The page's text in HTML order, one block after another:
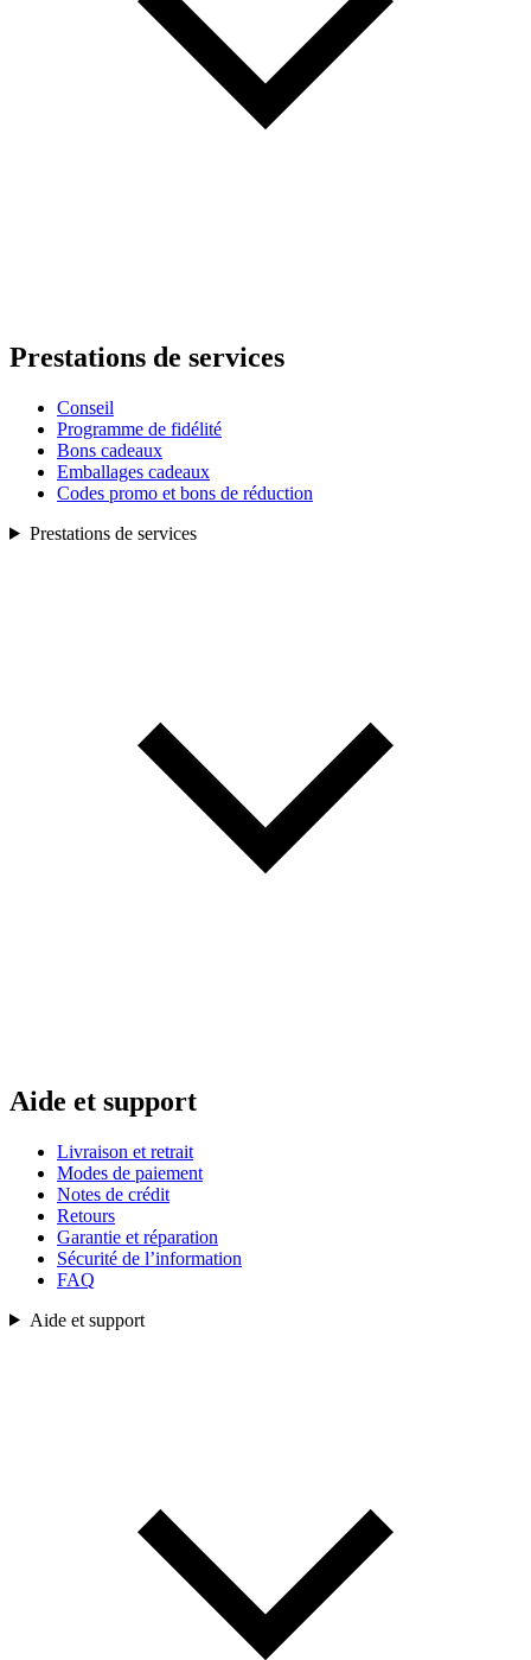
Prestations de services
Conseil
Programme de fidélité
Bons cadeaux
Emballages cadeaux
Codes promo et bons de réduction
Prestations de services
Aide et support
Livraison et retrait
Modes de paiement
Notes de crédit
Retours
Garantie et réparation
Sécurité de l’information
FAQ
Aide et support